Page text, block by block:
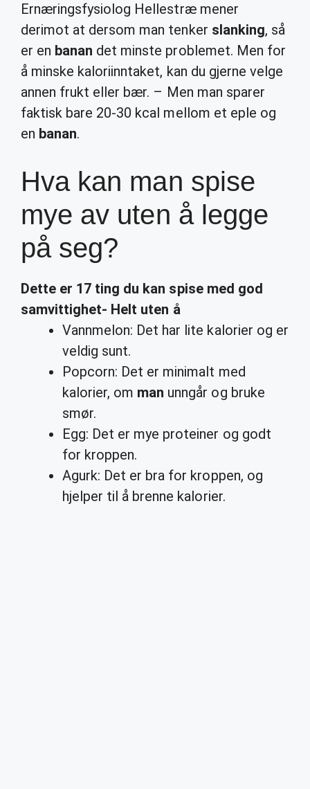
Ernæringsfysiolog Hellestræ mener
derimot at dersom man tenker slanking, så
er en banan det minste problemet. Men for
å minske kaloriinntaket, kan du gjerne velge
annen frukt eller bær. – Men man sparer
faktisk bare 20-30 kcal mellom et eple og
en banan.
Hva kan man spise
mye av uten å legge
på seg?
Dette er 17 ting du kan spisemed god
samvittighet- Helt uten å
Vannmelon: Det har lite kalorier og er
veldig sunt.
Popcorn: Det er minimalt med
kalorier, om man unngår og bruke
smør.
Egg: Det er mye proteiner og godt
for kroppen.
Agurk: Det er bra for kroppen, og
hjelper til å brenne kalorier.